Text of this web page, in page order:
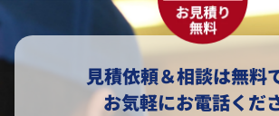
見積依頼＆相談は無料
お気軽にお電話くだ